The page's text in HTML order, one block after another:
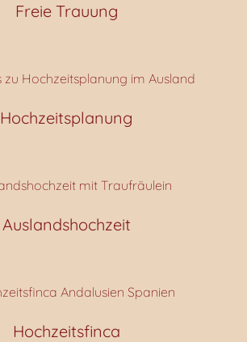
Freie Trauung
Hochzeitsplanung
Auslandshochzeit
Hochzeitsfinca